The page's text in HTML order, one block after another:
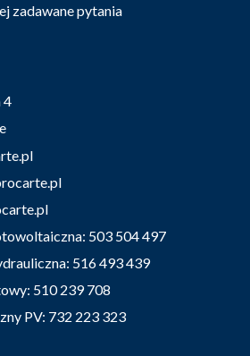
zadawane pytania
4
503 504 497
516 493 439
510 239 708
PV: 732 223 323